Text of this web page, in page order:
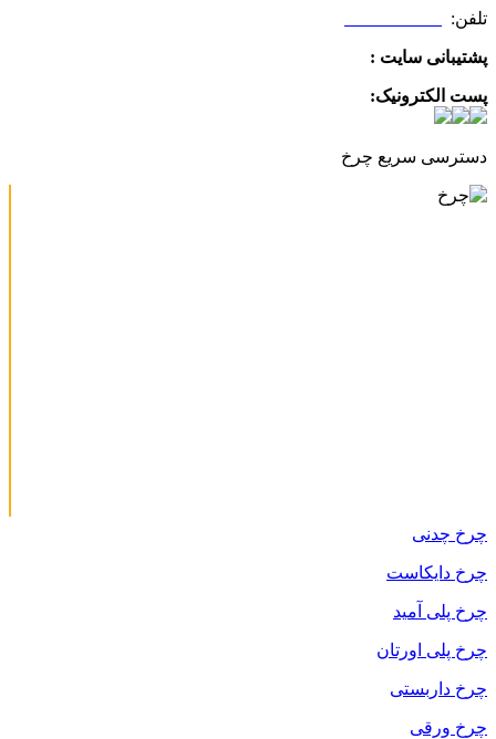
تلفن:
پشتیبانی سایت :
پست الکترونیک:
دسترسی سریع چرخ
چرخ چدنی
چرخ دایکاست
چرخ پلی آمید
چرخ پلی اورتان
چرخ داربستی
چرخ ورقی